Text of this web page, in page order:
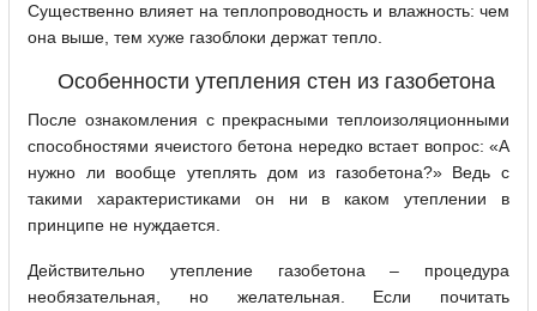
Существенно влияет на теплопроводность и влажность: чем
она выше, тем хуже газоблоки держат тепло.
Особенности утепления стен из газобетона
После ознакомления с прекрасными теплоизоляционными
способностями ячеистого бетона нередко встает вопрос: «А
нужно ли вообще утеплять дом из газобетона?» Ведь с
такими характеристиками он ни в каком утеплении в
принципе не нуждается.
Действительно утепление газобетона – процедура
необязательная, но желательная. Если почитать